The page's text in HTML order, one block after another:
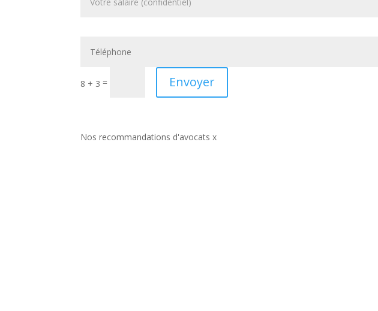
8 + 3 = Envoyer
Nos recommandations d'avocats x